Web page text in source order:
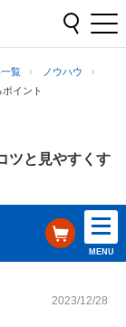
覧
ノウハウ
イント
ツと見やすくす
MENU
2023/12/28